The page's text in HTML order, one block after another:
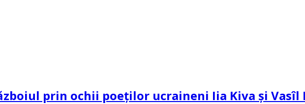
prin ochii poeților ucraineni Iia Kiva și Vasîl